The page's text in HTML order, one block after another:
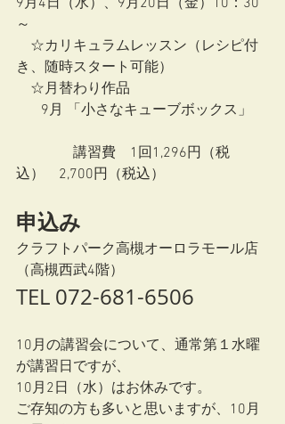
9月4日（水）、9月20日（金）10：30
～
☆カリキュラムレッスン（レシピ付
き、随時スタート可能）
☆月替わり作品
9月 「小さなキューブボックス」
講習費　1回1,296円（税
込）　2,700円（税込）
申込み
クラフトパーク高槻オーロラモール店
（高槻西武4階）
TEL 072-681-6506
10月の講習会について、通常第１水曜
が講習日ですが、
10月2日（水）はお休みです。
ご存知の方も多いと思いますが、10月